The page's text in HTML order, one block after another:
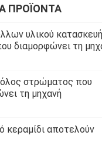
ΠΡΟΪΌΝΤΑ
υλικού
διαμορφώνει τη
στρώματος που
τη μηχανή
κεραμίδι αποτελούν